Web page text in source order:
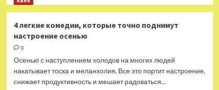
сентября
по
пройдет
Литературный
диктант
4 легкие комедии, которые точно поднимут
настроение осенью
0
Осенью с наступлением холодов на многих людей
накатывает тоска и меланхолия. Все это портит настроение,
снижает продуктивность и мешает радоваться...